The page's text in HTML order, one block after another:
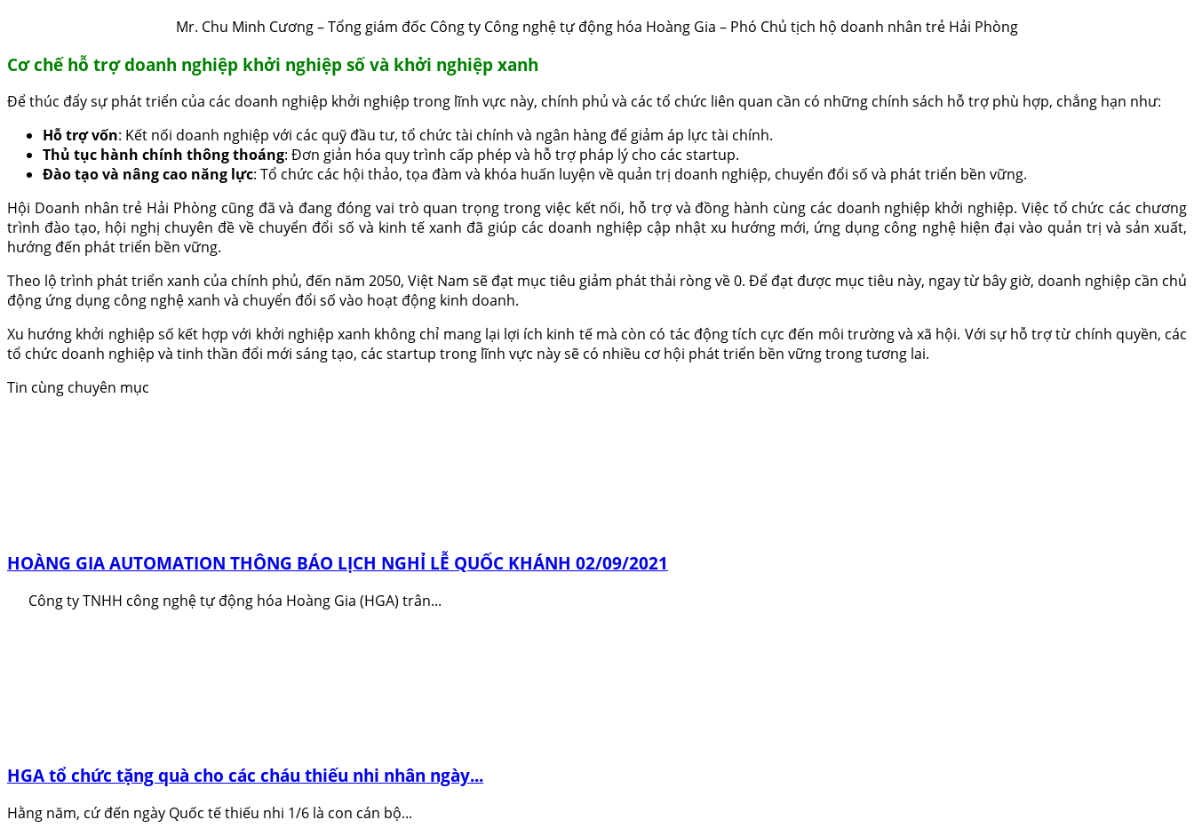
Mr. Chu Minh Cương – Tổng giám đốc Công ty Công nghệ tự động hóa Hoàng Gia – Phó Chủ tịch hộ doanh nhân trẻ Hải Phòng
Cơ chế hỗ trợ doanh nghiệp khởi nghiệp số và khởi nghiệp xanh
Để thúc đẩy sự phát triển của các doanh nghiệp khởi nghiệp trong lĩnh vực này, chính phủ và các tổ chức liên quan cần có những chính sách hỗ trợ phù hợp, chẳng hạn như:
Hỗ trợ vốn: Kết nối doanh nghiệp với các quỹ đầu tư, tổ chức tài chính và ngân hàng để giảm áp lực tài chính.
Thủ tục hành chính thông thoáng: Đơn giản hóa quy trình cấp phép và hỗ trợ pháp lý cho các startup.
Đào tạo và nâng cao năng lực: Tổ chức các hội thảo, tọa đàm và khóa huấn luyện về quản trị doanh nghiệp, chuyển đổi số và phát triển bền vững.
Hội Doanh nhân trẻ Hải Phòng cũng đã và đang đóng vai trò quan trọng trong việc kết nối, hỗ trợ và đồng hành cùng các doanh nghiệp khởi nghiệp. Việc tổ chức các chương
trình đào tạo, hội nghị chuyên đề về chuyển đổi số và kinh tế xanh đã giúp các doanh nghiệp cập nhật xu hướng mới, ứng dụng công nghệ hiện đại vào quản trị và sản xuất,
hướng đến phát triển bền vững.
Theo lộ trình phát triển xanh của chính phủ, đến năm 2050, Việt Nam sẽ đạt mục tiêu giảm phát thải ròng về 0. Để đạt được mục tiêu này, ngay từ bây giờ, doanh nghiệp cần chủ
động ứng dụng công nghệ xanh và chuyển đổi số vào hoạt động kinh doanh.
Xu hướng khởi nghiệp số kết hợp với khởi nghiệp xanh không chỉ mang lại lợi ích kinh tế mà còn có tác động tích cực đến môi trường và xã hội. Với sự hỗ trợ từ chính quyền, các
tổ chức doanh nghiệp và tinh thần đổi mới sáng tạo, các startup trong lĩnh vực này sẽ có nhiều cơ hội phát triển bền vững trong tương lai.
Tin cùng chuyên mục
HOÀNG GIA AUTOMATION THÔNG BÁO LỊCH NGHỈ LỄ QUỐC KHÁNH 02/09/2021
Công ty TNHH công nghệ tự động hóa Hoàng Gia (HGA) trân...
HGA tổ chức tặng quà cho các cháu thiếu nhi nhân ngày...
Hằng năm, cứ đến ngày Quốc tế thiếu nhi 1/6 là con cán bộ...